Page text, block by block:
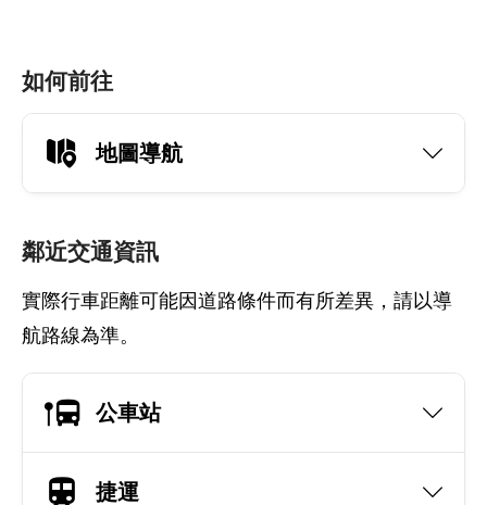
如何前往
地圖導航
鄰近交通資訊
實際行車距離可能因道路條件而有所差異，請以導
航路線為準。
公車站
捷運